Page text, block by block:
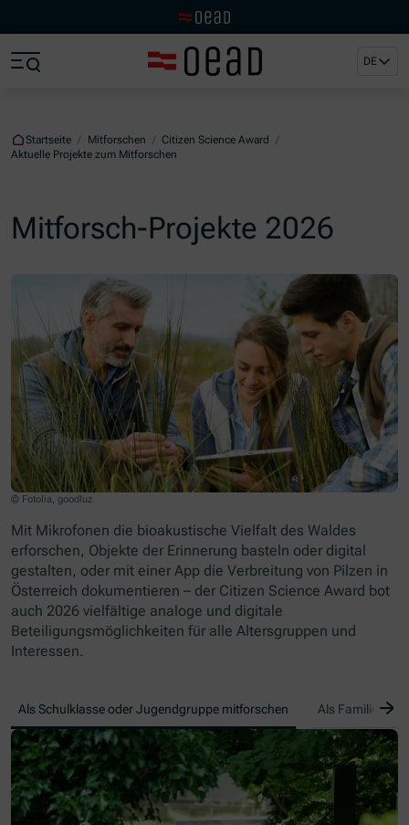
DE
Startseite / Mitforschen / Citizen Science Award
/
Aktuelle Projekte zum Mitforschen
Mitforsch-Projekte 2026
© Fotolia, goodluz
Mit Mikrofonen die bioakustische Vielfalt des Waldes
erforschen, Objekte der Erinnerung basteln oder digital
gestalten, oder mit einer App die Verbreitung von Pilzen in
Österreich dokumentieren – der Citizen Science Award bot
auch 2026 vielfältige analoge und digitale
Beteiligungsmöglichkeiten für alle Altersgruppen und
Interessen.
Als Schulklasse oder Jugendgruppe mitforschen Als Familie